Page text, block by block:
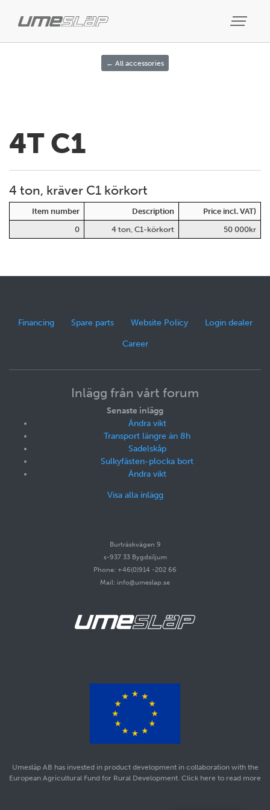
← All accessories
4T C1
4 ton, kräver C1 körkort
Item number Description
Price incl. VAT)
0
4 ton, C1-körkort 50 000kr
Financing Spare parts Website Policy Login dealer
Career
Inlägg från vårt forum
Senaste inlägg
Ändra vikt
Transport längre än 8h
Sadelskåp
Sulkyfästen-plocka bort
Ändra vikt
Visa alla inlägg
Burträskvägen 9
s-937 33 Bygdsiljum
Phone: +46(0)914 -202 66
Mail: info@umeslap.se
Umesläp AB has invested in product development in collaboration with the
European Agricultural Fund for Rural Development. Click here to read more